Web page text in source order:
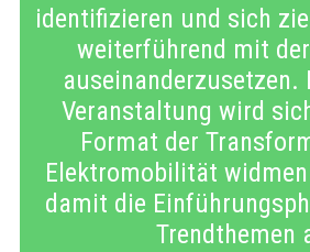
identifizieren und sich
weiterführend mit
auseinanderzusetzen.
Veranstaltung wird
Format der
Elektromobilität
damit die
Trendthemen